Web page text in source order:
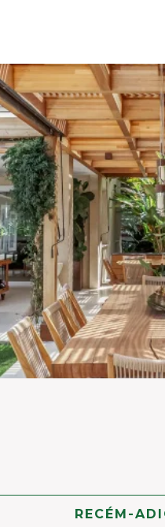
RECÉM-